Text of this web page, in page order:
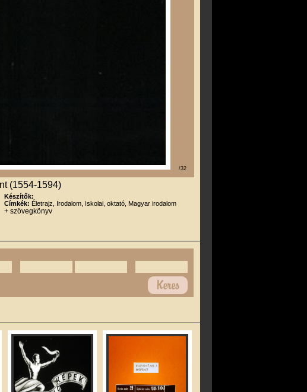
/32
(1554-1594)
Készítők:
Címkék: Életrajz, Irodalom, Iskolai, oktató, Magyar irodalom
+ szövegkönyv